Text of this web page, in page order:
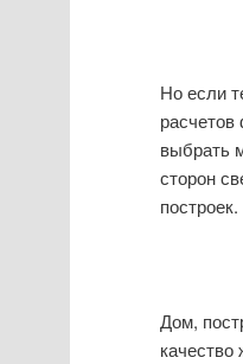
Но если
выбрать
сторон
построек.
Дом,
качество